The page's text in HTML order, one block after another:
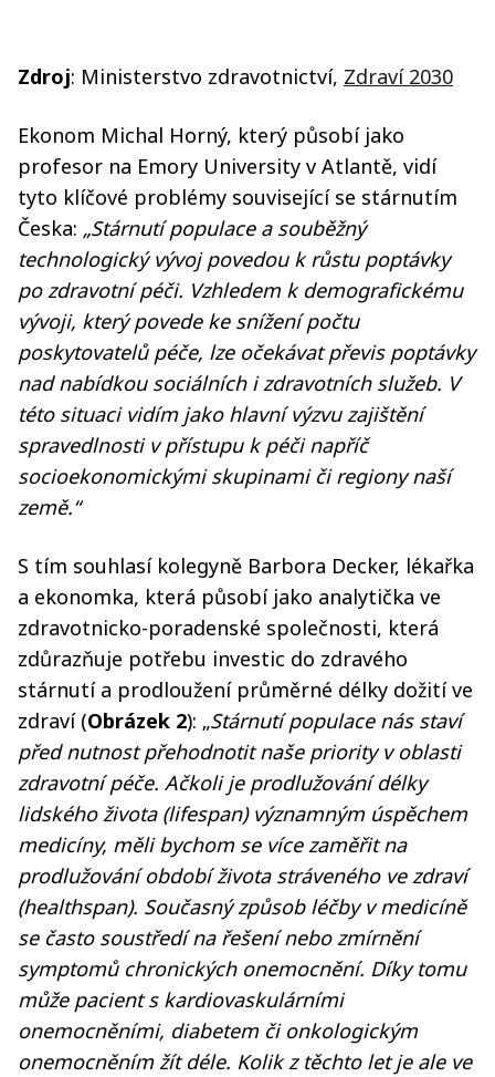
Zdroj: Ministerstvo zdravotnictví, Zdraví 2030
Ekonom Michal Horný, který působí jako
profesor na Emory University v Atlantě, vidí
tyto klíčové problémy související se stárnutím
Česka: „Stárnutí populace a souběžný
technologický vývoj povedou k růstu poptávky
po zdravotní péči. Vzhledem k demografickému
vývoji, který povede ke snížení počtu
poskytovatelů péče, lze očekávat převis poptávky
nad nabídkou sociálních i zdravotních služeb. V
této situaci vidím jako hlavní výzvu zajištění
spravedlnosti v přístupu k péči napříč
socioekonomickými skupinami či regiony naší
země.“
S tím souhlasí kolegyně Barbora Decker, lékařka
a ekonomka, která působí jako analytička ve
zdravotnicko-poradenské společnosti, která
zdůrazňuje potřebu investic do zdravého
stárnutí a prodloužení průměrné délky dožití ve
zdraví (Obrázek 2): „Stárnutí populace nás staví
před nutnost přehodnotit naše priority v oblasti
zdravotní péče. Ačkoli je prodlužování délky
lidského života (lifespan) významným úspěchem
medicíny, měli bychom se více zaměřit na
prodlužování období života stráveného ve zdraví
(healthspan). Současný způsob léčby v medicíně
se často soustředí na řešení nebo zmírnění
symptomů chronických onemocnění. Díky tomu
může pacient s kardiovaskulárními
onemocněními, diabetem či onkologickým
onemocněním žít déle. Kolik z těchto let je ale ve